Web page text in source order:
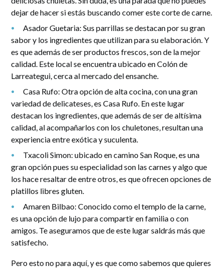
dejar de hacer si estás buscando comer este corte de carne.
Asador Guetaria: Sus parrillas se destacan por su gran
sabor y los ingredientes que utilizan para su elaboración. Y
es que además de ser productos frescos, son de la mejor
calidad. Este local se encuentra ubicado en Colón de
Larreategui, cerca al mercado del ensanche.
Casa Rufo: Otra opción de alta cocina, con una gran
variedad de delicateses, es Casa Rufo. En este lugar
destacan los ingredientes, que además de ser de altísima
calidad, al acompañarlos con los chuletones, resultan una
experiencia entre exótica y suculenta.
Txacoli Simon: ubicado en camino San Roque, es una
gran opción pues su especialidad son las carnes y algo que
los hace resaltar de entre otros, es que ofrecen opciones de
platillos libres gluten.
Amaren Bilbao: Conocido como el templo de la carne,
es una opción de lujo para compartir en familia o con
amigos. Te aseguramos que de este lugar saldrás más que
satisfecho.
Pero esto no para aquí, y es que como sabemos que quieres